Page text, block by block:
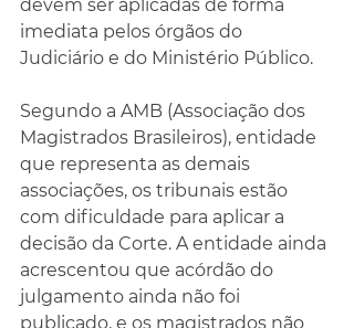
devem ser aplicadas de forma
imediata pelos órgãos do
Judiciário e do Ministério Público.
Segundo a AMB (Associação dos
Magistrados Brasileiros), entidade
que representa as demais
associações, os tribunais estão
com dificuldade para aplicar a
decisão da Corte. A entidade ainda
acrescentou que acórdão do
julgamento ainda não foi
publicado, e os magistrados não